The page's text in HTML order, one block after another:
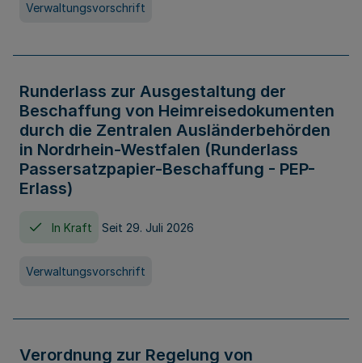
Verwaltungsvorschrift
Runderlass zur Ausgestaltung der
Beschaffung von Heimreisedokumenten
durch die Zentralen Ausländerbehörden
in Nordrhein-Westfalen (Runderlass
Passersatzpapier-Beschaffung - PEP-
Erlass)
In Kraft Seit 29. Juli 2026
Verwaltungsvorschrift
Verordnung zur Regelung von